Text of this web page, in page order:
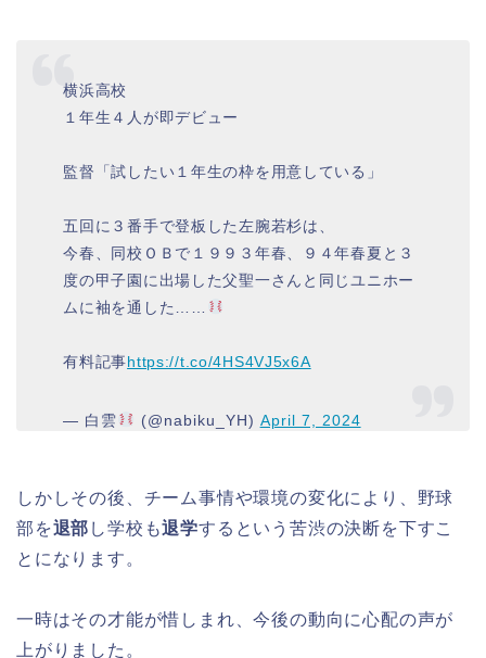
横浜高校
１年生４人が即デビュー
監督「試したい１年生の枠を用意している」
五回に３番手で登板した左腕若杉は、
今春、同校ＯＢで１９９３年春、９４年春夏と３
度の甲子園に出場した父聖一さんと同じユニホー
ムに袖を通した……
有料記事https://t.co/4HS4VJ5x6A
— 白雲 (@nabiku_YH) April 7, 2024
しかしその後、チーム事情や環境の変化により、野球
部を退部 し学校も退学するという苦渋の決断を下すこ
とになります。
一時はその才能が惜しまれ、今後の動向に心配の声が
上がりました。